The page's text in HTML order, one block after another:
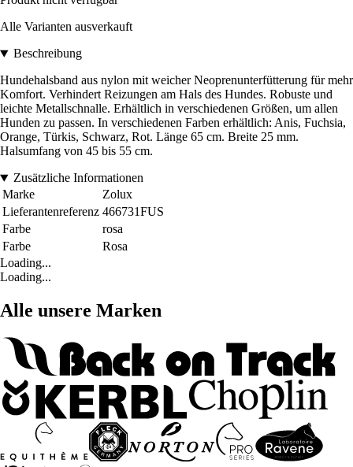
Alle Varianten ausverkauft
Beschreibung
Hundehalsband aus nylon mit weicher Neoprenunterfütterung für mehr
Komfort. Verhindert Reizungen am Hals des Hundes. Robuste und
leichte Metallschnalle. Erhältlich in verschiedenen Größen, um allen
Hunden zu passen. In verschiedenen Farben erhältlich: Anis, Fuchsia,
Orange, Türkis, Schwarz, Rot. Länge 65 cm. Breite 25 mm.
Halsumfang von 45 bis 55 cm.
Zusätzliche Informationen
Marke
Zolux
Lieferantenreferenz 466731FUS
Farbe
rosa
Farbe
Rosa
Loading...
Loading...
Alle unsere Marken